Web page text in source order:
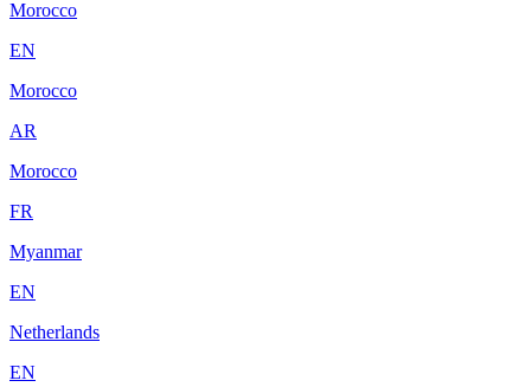
Morocco
EN
Morocco
AR
Morocco
FR
Myanmar
EN
Netherlands
EN